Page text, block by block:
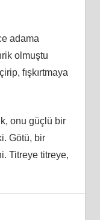
adama
olmuştu
fışkırtmaya
onu güçlü bir
Götü, bir
Titreye titreye,